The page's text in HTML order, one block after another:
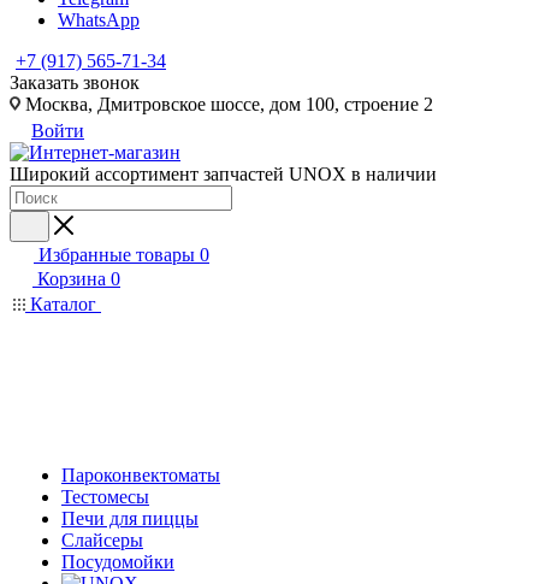
WhatsApp
+7 (917) 565-71-34
Заказать звонок
Москва, Дмитровское шоссе, дом 100, строение 2
Войти
Широкий ассортимент запчастей UNOX в наличии
Избранные товары 0
Корзина 0
Каталог
Пароконвектоматы
Тестомесы
Печи для пиццы
Слайсеры
Посудомойки